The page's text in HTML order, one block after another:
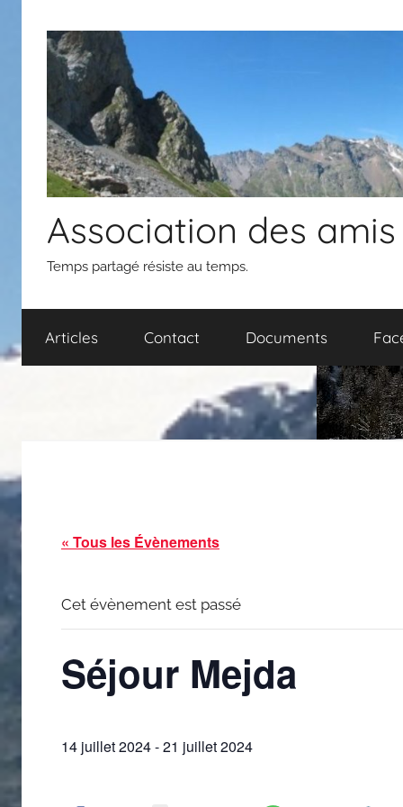
contenu
Association des
Temps partagé résiste au temps.
Articles Contact Documents
« Tous les Évènements
Cet évènement est passé
Séjour Mejda
14 juillet 2024-21 juillet 2024